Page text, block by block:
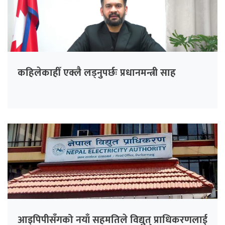
कहिलेकाहीँ एक्लै लड्नुपर्छः प्रधानमन्त्री साह
आइपिपीसँगको नयाँ सहमतिले विद्युत् प्राधिकरणलाई